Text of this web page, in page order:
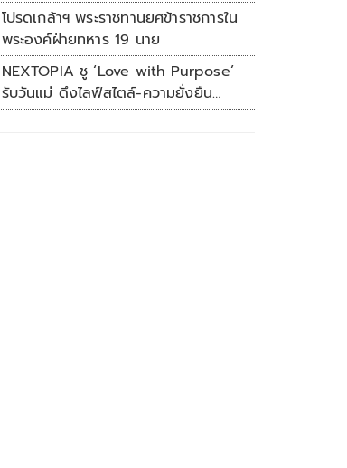
ประชาชน
โปรดเกล้าฯ พระราชทานยศข้าราชการใน
พระองค์ฝ่ายทหาร 19 นาย
NEXTOPIA ชู ‘Love with Purpose’
รับวันแม่ ดึงไลฟ์สไตล์-ความยั่งยืน
สร้างประสบการณ์ช้อปปิงมีความหมาย